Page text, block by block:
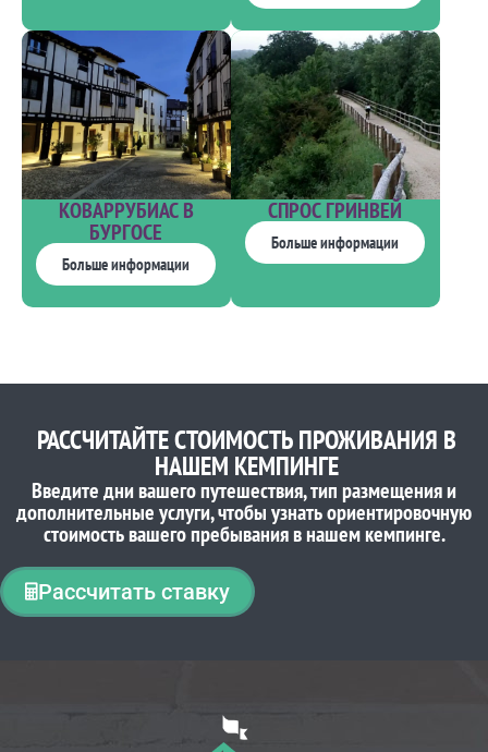
КОВАРРУБИАС В
БУРГОСЕ
Больше информации
СПРОС ГРИНВЕЙ
Больше информации
РАССЧИТАЙТЕ СТОИМОСТЬ ПРОЖИВАНИЯ В
НАШЕМ КЕМПИНГЕ
Введите дни вашего путешествия, тип размещения и
дополнительные услуги, чтобы узнать ориентировочную
стоимость вашего пребывания в нашем кемпинге.
Рассчитать ставку